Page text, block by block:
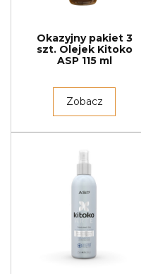
Okazyjny pakiet 3
szt. Olejek Kitoko
ASP 115 ml
Zobacz